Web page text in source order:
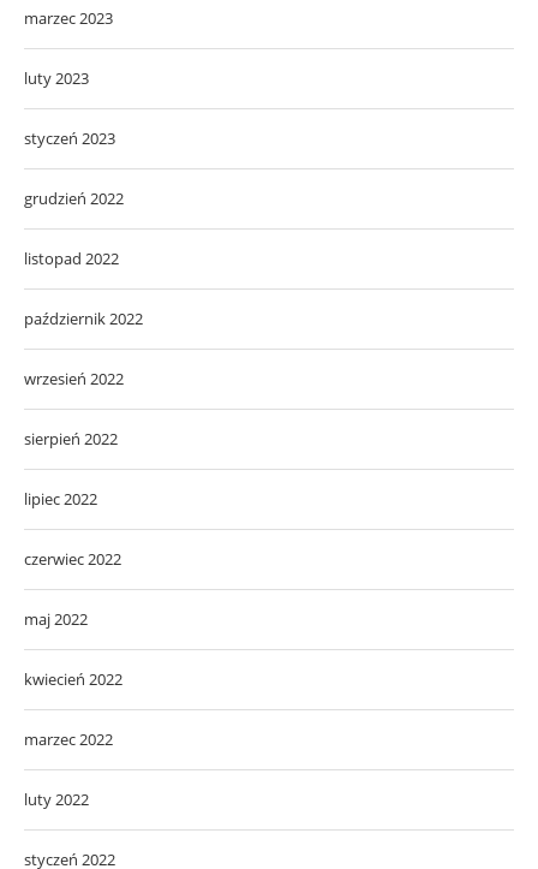
marzec 2023
luty 2023
styczeń 2023
grudzień 2022
listopad 2022
październik 2022
wrzesień 2022
sierpień 2022
lipiec 2022
czerwiec 2022
maj 2022
kwiecień 2022
marzec 2022
luty 2022
styczeń 2022